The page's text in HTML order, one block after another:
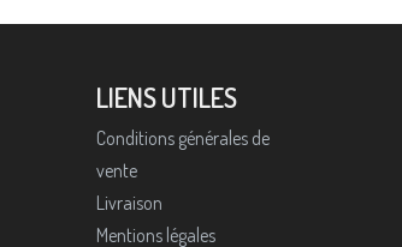
LIENS UTILES
Conditions générales de
vente
Livraison
Mentions légales